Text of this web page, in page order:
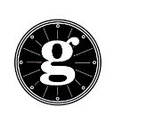
contenido